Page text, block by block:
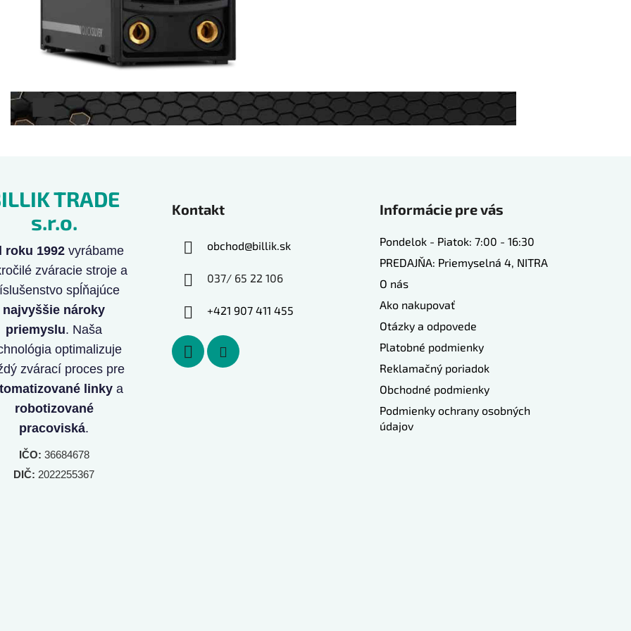
TRADE
s.r.o.
roku 1992vyrábame
zváracie stroje a
spĺňajúce
najvyššie nároky
priemyslu. Naša
optimalizuje
zvárací proces pre
linky a
robotizované
pracoviská.
IČO: 36684678
DIČ: 2022255367
Kontakt
obchod@billik.sk
037/ 65 22 106
+421 907 411 455
Informácie pre vás
Pondelok - Piatok: 7:00 - 16:30
PREDAJŇA: Priemyselná 4, NITRA
O nás
Ako nakupovať
Otázky a odpovede
Platobné podmienky
Reklamačný poriadok
Obchodné podmienky
Podmienky ochrany osobných
údajov